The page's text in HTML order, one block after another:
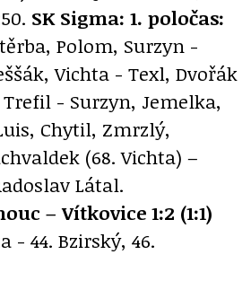
SK Sigma: 1. poločas:
Polom, Surzyn -
Vichta - Texl, Dvořák
Trefil - Surzyn, Jemelka,
Chytil, Zmrzlý,
(68. Vichta) –
Látal.
– Vítkovice 1:2 (1:1)
- 44. Bzirský, 46.